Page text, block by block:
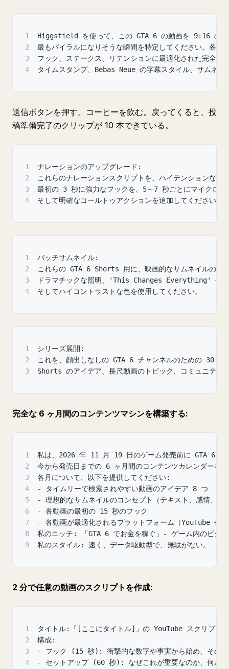
1
Higgsfield を使って、この GTA 6 の動画を 9:16 の
2
最もバイラルになりそうな瞬間を特定してください。各ク
3
フック、ステークス、リテンションに最適化された完全な
4
タイムスタンプ、Bebas Neue の字幕スタイル、サムネイ
送信ボタンを押す。コーヒーを飲む。戻ってくると、投
稿準備完了のクリップが 10 本できている。
1
ナレーションのアップグレード:
2
これらのナレーションスクリプトを、ハイテンションな
3
最初の 3 秒に強力なフックを、5～7 秒ごとにマイクロス
4
そして明確なコールトゥアクションを追加してください。
1
バッチサムネイル:
2
これらの GTA 6 Shorts 用に、映画的なサムネイルのプ
3
ドラマチックな照明、'This Changes Everything'
4
そしてハイコントラストな色を使用してください。
1
シリーズ展開:
2
これを、顔出しなしの GTA 6 チャンネルのための 30 日
3
Shorts のアイデア、長尺動画のトピック、コミュニティ
完全な 6 ヶ月間のコンテンツマシンを構築する:
1
私は、2026 年 11 月 19 日のゲーム発売前に GTA 6
2
今から発売日までの 6 ヶ月間のコンテンツカレンダーを
3
各月について、以下を提供してください:
4
- タイムリーで検索されやすい動画のアイデア 8 つ
5
- 理想的なサムネイルのコンセプト（テキスト、感情、画
6
- 各動画の最初の 15 秒のフック
7
- 各動画が最適化されるプラットフォーム（YouTube 長
8
私のニッチ: 「GTA 6 でお金を稼ぐ」- ゲーム内のビジネ
9
私のスタイル: 速く、データ駆動型で、無駄がない。
2 分で任意の動画のスクリプトを作成:
1
タイトル:「[ここにタイトル]」の YouTube スクリプト
2
構成:
3
- フック (15 秒): 衝撃的な数字や事実から始め、その後
4
- セットアップ (60 秒): なぜこれが重要なのか、何がか